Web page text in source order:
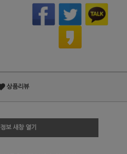
상품리뷰
보 새창 열기